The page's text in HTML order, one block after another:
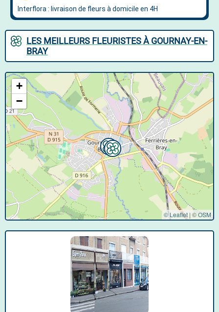
LES MEILLEURS FLEURISTES À GOURNAY-EN-
BRAY
+
−
© Leaflet | ©OSM